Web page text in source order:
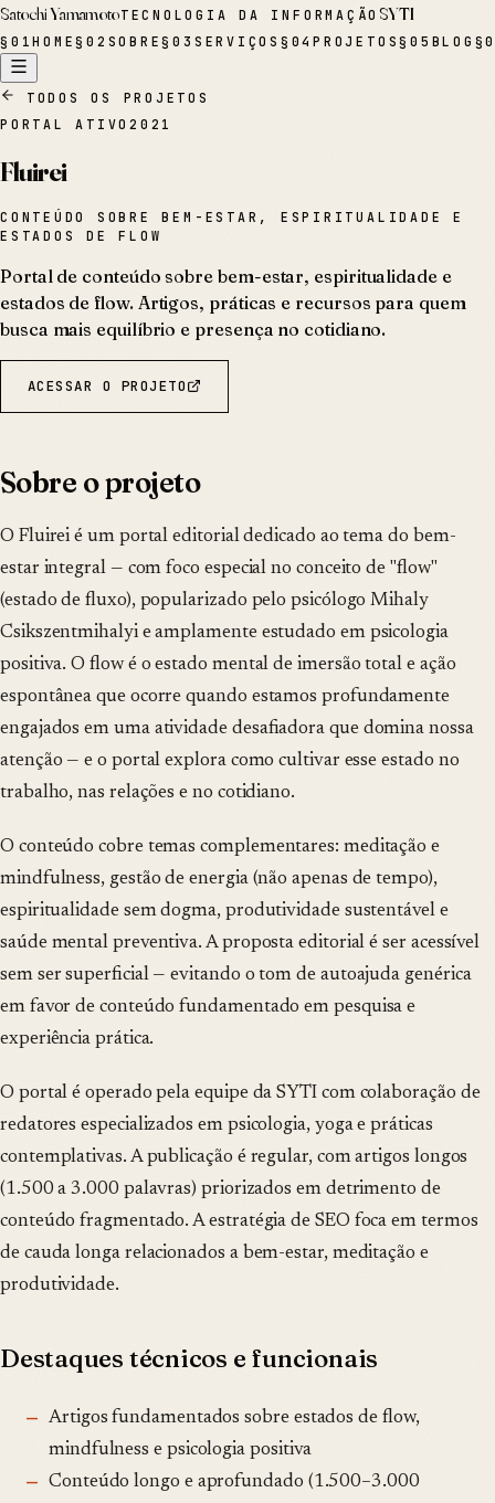
Satochi YamamotoTECNOLOGIA DA INFORMAÇÃOSYTI
§ 01HOME§02 SOBRE§03 SERVIÇOS § 04PROJETOS§05 BLOG §
TODOS OS PROJETOS
PORTAL ATIVO2021
Fluirei
CONTEÚDO SOBRE BEM-ESTAR, ESPIRITUALIDADE E
ESTADOS DE FLOW
Portal de conteúdo sobre bem-estar, espiritualidade e
estados de flow. Artigos, práticas e recursos para quem
busca mais equilíbrio e presença no cotidiano.
ACESSAR O PROJETO
Sobre o projeto
O Fluirei é um portal editorial dedicado ao tema do bem-
estar integral — com foco especial no conceito de "flow"
(estado de fluxo), popularizado pelo psicólogo Mihaly
Csikszentmihalyi e amplamente estudado em psicologia
positiva. O flow é o estado mental de imersão total e ação
espontânea que ocorre quando estamos profundamente
engajados em uma atividade desafiadora que domina nossa
atenção — e o portal explora como cultivar esse estado no
trabalho, nas relações e no cotidiano.
O conteúdo cobre temas complementares: meditação e
mindfulness, gestão de energia (não apenas de tempo),
espiritualidade sem dogma, produtividade sustentável e
saúde mental preventiva. A proposta editorial é ser acessível
sem ser superficial — evitando o tom de autoajuda genérica
em favor de conteúdo fundamentado em pesquisa e
experiência prática.
O portal é operado pela equipe da SYTI com colaboração de
redatores especializados em psicologia, yoga e práticas
contemplativas. A publicação é regular, com artigos longos
(1.500 a 3.000 palavras) priorizados em detrimento de
conteúdo fragmentado. A estratégia de SEO foca em termos
de cauda longa relacionados a bem-estar, meditação e
produtividade.
Destaques técnicos e funcionais
Artigos fundamentados sobre estados de flow,
mindfulness e psicologia positiva
Conteúdo longo e aprofundado (1.500–3.000